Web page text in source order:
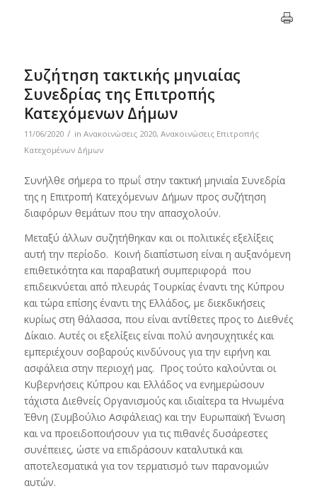
Συζήτηση τακτικής μηνιαίας
Συνεδρίας της Επιτροπής
Κατεχόμενων Δήμων
11/06/2020 / in Ανακοινώσεις 2020, Ανακοινώσεις Επιτροπής
Κατεχομένων Δήμων
Συνήλθε σήμερα το πρωΐ στην τακτική μηνιαία Συνεδρία
της η Επιτροπή Κατεχόμενων Δήμων προς συζήτηση
διαφόρων θεμάτων που την απασχολούν.
Μεταξύ άλλων συζητήθηκαν και οι πολιτικές εξελίξεις
αυτή την περίοδο. Κοινή διαπίστωση είναι η αυξανόμενη
επιθετικότητα και παραβατική συμπεριφορά που
επιδεικνύεται από πλευράς Τουρκίας έναντι της Κύπρου
και τώρα επίσης έναντι της Ελλάδος, με διεκδικήσεις
κυρίως στη θάλασσα, που είναι αντίθετες προς το Διεθνές
Δίκαιο. Αυτές οι εξελίξεις είναι πολύ ανησυχητικές και
εμπεριέχουν σοβαρούς κινδύνους για την ειρήνη και
ασφάλεια στην περιοχή μας. Προς τούτο καλούνται οι
Κυβερνήσεις Κύπρου και Ελλάδος να ενημερώσουν
τάχιστα Διεθνείς Οργανισμούς και ιδιαίτερα τα Ηνωμένα
Έθνη (Συμβούλιο Ασφάλειας) και την Ευρωπαϊκή Ένωση
και να προειδοποιήσουν για τις πιθανές δυσάρεστες
συνέπειες, ώστε να επιδράσουν καταλυτικά και
αποτελεσματικά για τον τερματισμό των παρανομιών
αυτών.